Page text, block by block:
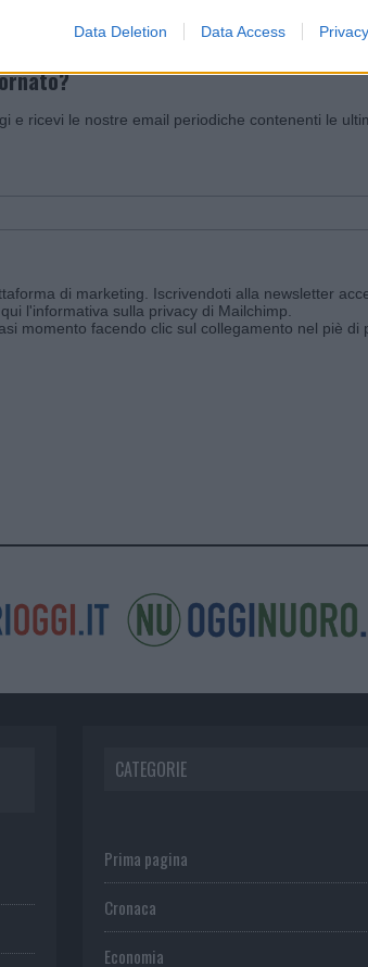
Data Deletion Data Access
e ricevi le nostre email periodiche contenenti le
di marketing. Iscrivendoti alla newsletter
l'informativa sulla privacy di Mailchimp
momento facendo clic sul collegamento nel piè di
CATEGORIE
Prima pagina
Cronaca
Economia